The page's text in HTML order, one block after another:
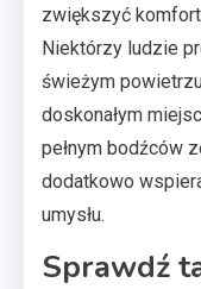
zwiększyć
Niektórzy ludzie
świeżym
doskonałym
pełnym bodźców
dodatkowo
umysłu.
Sprawdź